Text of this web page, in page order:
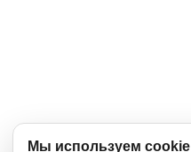
Мы используем cookie